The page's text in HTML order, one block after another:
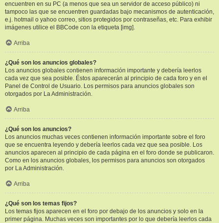
encuentren en su PC (a menos que sea un servidor de acceso público) ni
tampoco las que se encuentren guardadas bajo mecanismos de autenticación,
e.j. hotmail o yahoo correo, sitios protegidos por contraseñas, etc. Para exhibir
imágenes utilice el BBCode con la etiqueta [img].
Arriba
¿Qué son los anuncios globales?
Los anuncios globales contienen información importante y debería leerlos
cada vez que sea posible. Éstos aparecerán al principio de cada foro y en el
Panel de Control de Usuario. Los permisos para anuncios globales son
otorgados por La Administración.
Arriba
¿Qué son los anuncios?
Los anuncios muchas veces contienen información importante sobre el foro
que se encuentra leyendo y debería leerlos cada vez que sea posible. Los
anuncios aparecen al principio de cada página en el foro donde se publicaron.
Como en los anuncios globales, los permisos para anuncios son otorgados
por La Administración.
Arriba
¿Qué son los temas fijos?
Los temas fijos aparecen en el foro por debajo de los anuncios y solo en la
primer página. Muchas veces son importantes por lo que debería leerlos cada